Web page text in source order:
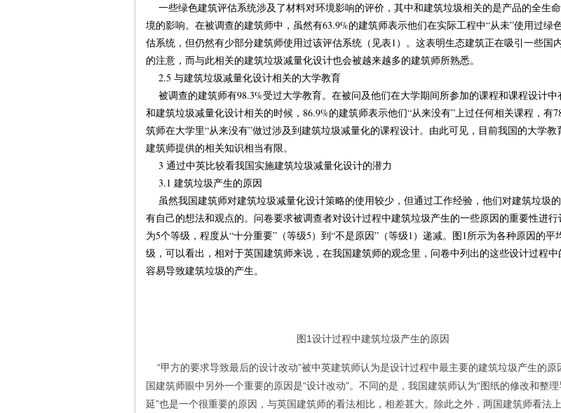
一些绿色建筑评估系统涉及了材料对环境影响的评价，其中和建筑垃圾相关的是产品的全生
境的影响。在被调查的建筑师中，虽然有63.9%的建筑师表示他们在实际工程中“从未”使用过绿
估系统，但仍然有少部分建筑师使用过该评估系统（见表1）。这表明生态建筑正在吸引一些国
的注意，而与此相关的建筑垃圾减量化设计也会被越来越多的建筑师所熟悉。
2.5 与建筑垃圾减量化设计相关的大学教育
被调查的建筑师有98.3%受过大学教育。在被问及他们在大学期间所参加的课程和课程设计中
和建筑垃圾减量化设计相关的时候，86.9%的建筑师表示他们“从来没有”上过任何相关课程，有
筑师在大学里“从来没有”做过涉及到建筑垃圾减量化的课程设计。由此可见，目前我国的大学教
建筑师提供的相关知识相当有限。
3 通过中英比较看我国实施建筑垃圾减量化设计的潜力
3.1 建筑垃圾产生的原因
虽然我国建筑师对建筑垃圾减量化设计策略的使用较少，但通过工作经验，他们对建筑垃圾
有自己的想法和观点的。问卷要求被调查者对设计过程中建筑垃圾产生的一些原因的重要性进
为5个等级，程度从“十分重要”（等级5）到“不是原因”（等级1）递减。图1所示为各种原因的平
级，可以看出，相对于英国建筑师来说，在我国建筑师的观念里，问卷中列出的这些设计过程中
容易导致建筑垃圾的产生。
图1设计过程中建筑垃圾产生的原因
“甲方的要求导致最后的设计改动”被中英建筑师认为是设计过程中最主要的建筑垃圾产生的原
国建筑师眼中另外一个重要的原因是“设计改动”。不同的是，我国建筑师认为“图纸的修改和整
延”也是一个很重要的原因，与英国建筑师的看法相比，相差甚大。除此之外，两国建筑师看法